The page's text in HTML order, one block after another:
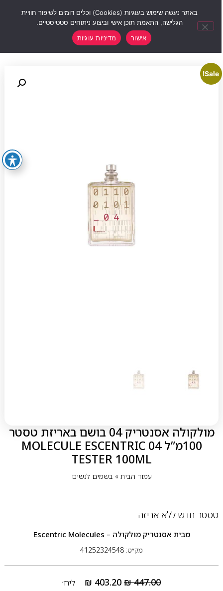
Sale!
מולקולה אסנטריק 04 בושם באריזת טסטר
100מ”ל MOLECULE ESCENTRIC 04
TESTER 100ML
עמוד הבית» בשמים לנשים
טסטר חדש ללא אריזה
מבית אסנטריק מולקולה – Escentric Molecules
מק״ט: 41252324548
₪447.00
₪ 403.20
ליח׳
באתר נעשה שימוש בעוגיות (Cookies) וכלים דומים לשיפור חוויית
הגלישה, התאמת תוכן אישי וביצוע ניתוחים סטטיסטיים.
אישור
מדיניות עוגיות